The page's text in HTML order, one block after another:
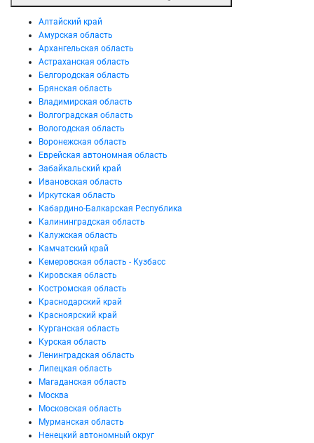
Алтайский край
Амурская область
Архангельская область
Астраханская область
Белгородская область
Брянская область
Владимирская область
Волгоградская область
Вологодская область
Воронежская область
Еврейская автономная область
Забайкальский край
Ивановская область
Иркутская область
Кабардино-Балкарская Республика
Калининградская область
Калужская область
Камчатский край
Кемеровская область - Кузбасс
Кировская область
Костромская область
Краснодарский край
Красноярский край
Курганская область
Курская область
Ленинградская область
Липецкая область
Магаданская область
Москва
Московская область
Мурманская область
Ненецкий автономный округ